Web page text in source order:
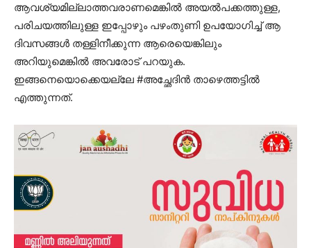
ആവശ്യമില്ലാത്തവരാണമെങ്കിൽ അയൽപക്കത്തുള്ള,
പരിചയത്തിലുള്ള ഇപ്പോഴും പഴംതുണി ഉപയോഗിച്ച് ആ
ദിവസങ്ങൾ തള്ളിനീക്കുന്ന ആരെയെങ്കിലും
അറിയുമെങ്കിൽ അവരോട് പറയുക.
ഇങ്ങനെയൊക്കെയല്ലേ #അച്ഛേദിൻ താഴെത്തട്ടിൽ
എത്തുന്നത്.